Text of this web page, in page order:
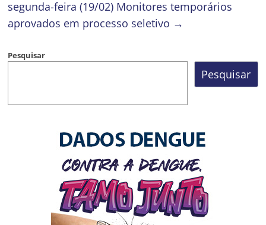
segunda-feira (19/02) Monitores temporários
aprovados em processo seletivo →
Pesquisar
Pesquisar